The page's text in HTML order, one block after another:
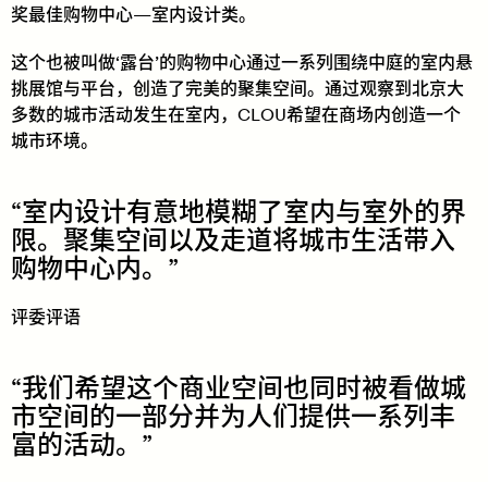
奖最佳购物中心—室内设计类。
这个也被叫做‘露台’的购物中心通过一系列围绕中庭的室内悬
挑展馆与平台，创造了完美的聚集空间。通过观察到北京大
多数的城市活动发生在室内，CLOU希望在商场内创造一个
城市环境。
室内设计有意地模糊了室内与室外的界
限。聚集空间以及走道将城市生活带入
购物中心内。
评委评语
我们希望这个商业空间也同时被看做城
市空间的一部分并为人们提供一系列丰
富的活动。